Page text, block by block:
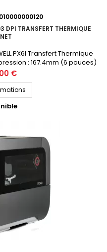
DPI TRANSFERT THERMIQUE
PX6I Transfert Thermique
: 167.4mm (6 pouces)
public (avant remise) : 2900€
personnalisé
€